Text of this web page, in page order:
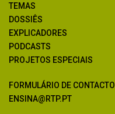
TEMAS
DOSSIÊS
EXPLICADORES
PODCASTS
PROJETOS ESPECIAIS
FORMULÁRIO DE CONTACTO
ENSINA@RTP.PT